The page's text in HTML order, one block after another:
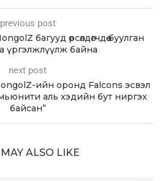
previous post
багууд өрсөлдөгчдөө буулган
үргэлжлүүлж байна
next post
ийн оронд Falcons эсвэл
аль хэдийн бут ниргэх
байсан”
ALSO LIKE